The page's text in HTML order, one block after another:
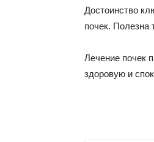
Достоинство
почек. Полезна
Лечение почек
здоровую и